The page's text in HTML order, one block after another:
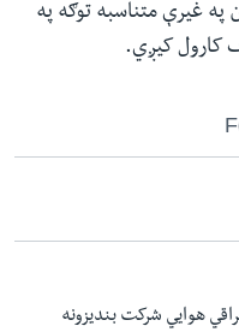
په غیرې متناسبه توګه په
کارول کیږي.
هوایي شرکت بندیزونه